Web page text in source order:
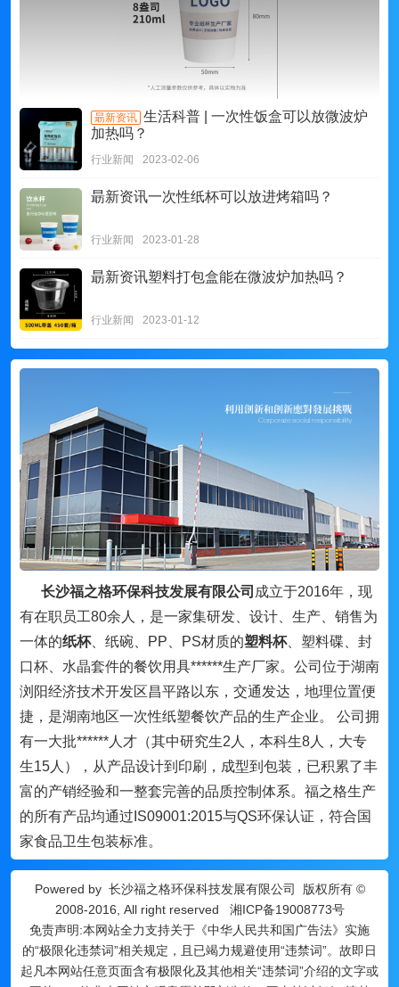
朂新资讯 生活科普 | 一次性饭盒可以放微波炉
加热吗？
行业新闻 2023-02-06
朂新资讯一次性纸杯可以放进烤箱吗？
行业新闻 2023-01-28
朂新资讯塑料打包盒能在微波炉加热吗？
行业新闻 2023-01-12
长沙福之格环保科技发展有限公司 成立于2016年，现
有在职员工80余人，是一家集研发、设计、生产、销售为
一体的纸杯、纸碗、PP、PS材质的塑料杯、塑料碟、封
口杯、水晶套件的餐饮用具******生产厂家。公司位于湖南
浏阳经济技术开发区昌平路以东，交通发达，地理位置便
捷，是湖南地区一次性纸塑餐饮产品的生产企业。 公司拥
有一大批******人才（其中研究生2人，本科生8人，大专
生15人），从产品设计到印刷，成型到包装，已积累了丰
富的产销经验和一整套完善的品质控制体系。福之格生产
的所有产品均通过IS09001:2015与QS环保认证，符合国
家食品卫生包装标准。
Powered by 长沙福之格环保科技发展有限公司
版权所有 ©
2008-2016, All right reserved 湘ICP备19008773号
免责声明:本网站全力支持关于《中华人民共和国广告法》实施
的“极限化违禁词”相关规定，且已竭力规避使用“违禁词”。故即日
起凡本网站任意页面含有极限化及其他相关“违禁词”介绍的文字或